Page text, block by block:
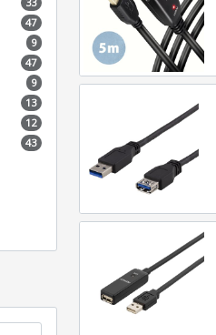
47
9
47
9
13
12
43